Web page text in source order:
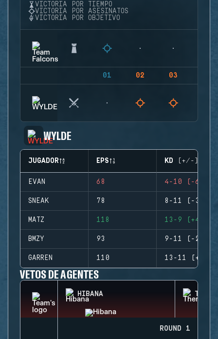
VICTORIA POR TIEMPO
VICTORIA POR ASESINATOS
VICTORIA POR OBJETIVO
01 02 03
WYLDE
JUGADOR EPS KD (+/-)
EVAN 68 4-10 (-6)
SNEAK 78 8-11 (-3)
MATZ 118 13-9 (+4)
BMZY 93 9-11 (-2)
GARREN 110 13-11 (+2)
VETOS DE AGENTES
HIBANA
ROUND 1